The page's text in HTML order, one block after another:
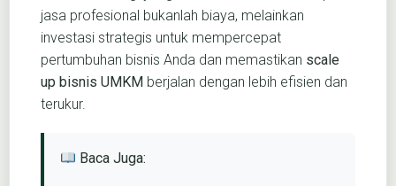
jasa profesional bukanlah biaya, melainkan
investasi strategis untuk mempercepat
pertumbuhan bisnis Anda dan memastikan scale
up bisnis UMKM berjalan dengan lebih efisien dan
terukur.
Baca Juga: